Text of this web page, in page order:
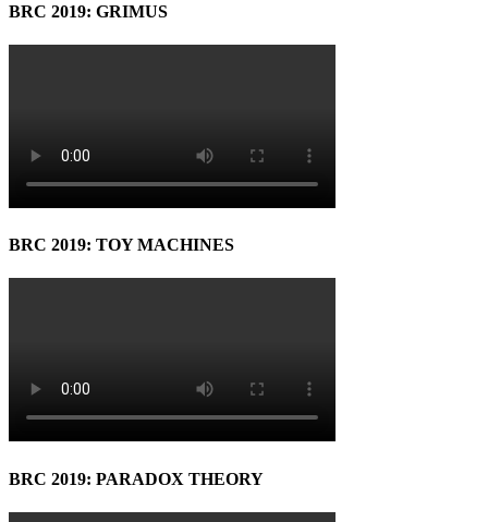
BRC 2019: GRIMUS
BRC 2019: TOY MACHINES
BRC 2019: PARADOX THEORY